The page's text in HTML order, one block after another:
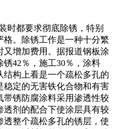
都要求彻底除锈，特别
。除锈工作是一种十分繁
增加费用。据报道钢板涂
42％，施工30％，涂料
结构上看是一个疏松多孔的
定的无害铁化合物和有害
锈防腐涂料采用渗透性较
剂的配合下使涂层具有较
整个疏松多孔的锈层，使